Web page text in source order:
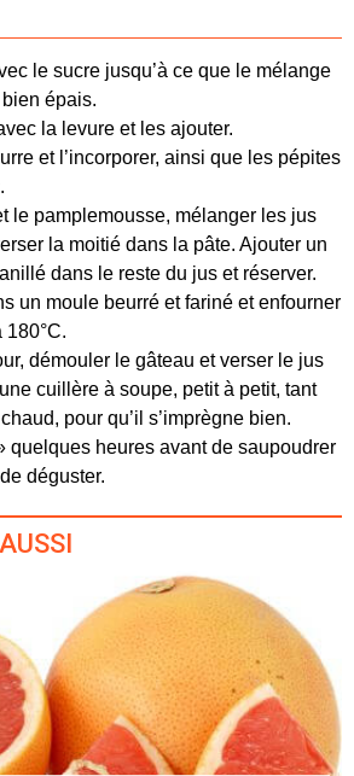
le sucre jusqu’à ce que le mélange
épais.
la levure et les ajouter.
et l’incorporer, ainsi que les pépites
le pamplemousse, mélanger les jus
la moitié dans la pâte. Ajouter un
dans le reste du jus et réserver.
un moule beurré et fariné et enfourner
180°C.
démouler le gâteau et verser le jus
cuillère à soupe, petit à petit, tant
pour qu’il s’imprègne bien.
quelques heures avant de saupoudrer
déguster.